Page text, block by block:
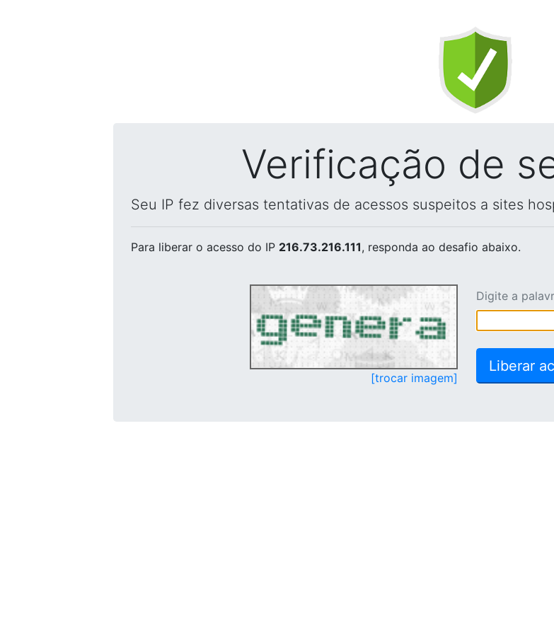
Verificação de
Seu IP fez diversas tentativas de acessos suspeitos a sites
Para liberar o acesso do IP 216.73.216.111, responda ao desafio abaixo.
[trocar imagem]
Digite a